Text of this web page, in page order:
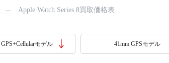
Apple Watch Series 8買取価格表
GPS+Cellularモデル 41mm GPSモデル